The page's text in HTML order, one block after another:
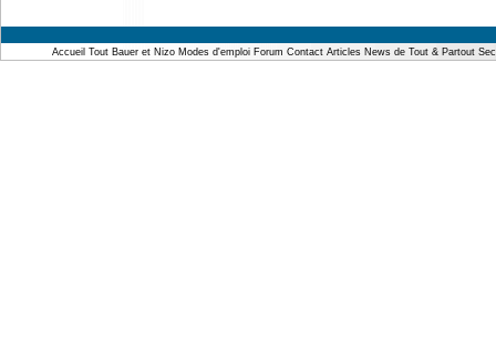
Accueil Tout Bauer et Nizo Modes d'emploi Forum Contact Articles News de Tout & Partout